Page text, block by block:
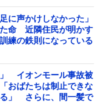
に声かけしなかった」
命 近隣住民が明かす
練の鉄則になっている
イオンモール事故被
おばたちは制止できな
」 さらに、間一髪で